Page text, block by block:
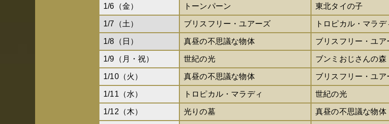
1/6（金） トーンパーン 東北タイの子
1/7（土） ブリスフリー・ユアーズ トロピカル・マラデ
1/8（日） 真昼の不思議な物体 ブリスフリー・ユア
1/9（月・祝） 世紀の光 ブンミおじさんの森
1/10（火） 真昼の不思議な物体 ブリスフリー・ユア
1/11（水） トロピカル・マラディ 世紀の光
1/12（木） 光りの墓 真昼の不思議な物体